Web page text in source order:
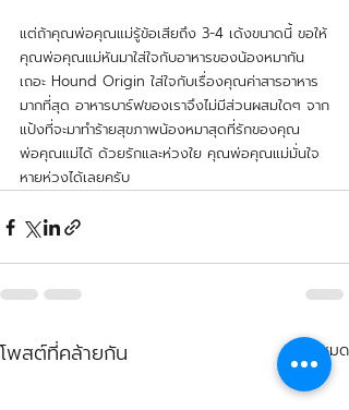
แต่ถ้าคุณพ่อคุณแม่รู้ข้อเสียถึง 3-4 เด้งขนาดนี้ ขอให้
คุณพ่อคุณแม่หันมาใส่ใจกับอาหารของน้องหมากัน
เถอะ Hound Origin ใส่ใจกับเรื่องคุณค่าสารอาหาร
มากที่สุด อาหารบาร์ฟของเราจึงไม่มีส่วนผสมใดๆ จาก
แป้งที่จะมาทำร้ายสุขภาพน้องหมาสุดที่รักของคุณ
พ่อคุณแม่ได้ ด้วยรักและห่วงใย คุณพ่อคุณแม่มั่นใจ
หายห่วงได้เลยครับ
โพสต์ที่คล้ายกัน ดูทั้งหมด